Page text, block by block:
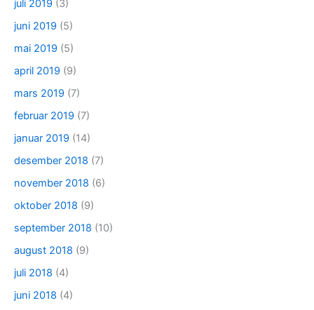
juli 2019 (3)
juni 2019 (5)
mai 2019 (5)
april 2019 (9)
mars 2019 (7)
februar 2019 (7)
januar 2019 (14)
desember 2018 (7)
november 2018 (6)
oktober 2018 (9)
september 2018 (10)
august 2018 (9)
juli 2018 (4)
juni 2018 (4)